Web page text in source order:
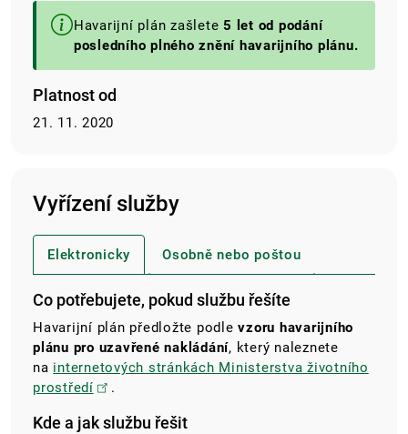
Havarijní plán zašlete 5 let od podání
posledního plného znění havarijního plánu.
Platnost od
21. 11. 2020
Vyřízení služby
Elektronicky Osobně nebo poštou
Co potřebujete, pokud službu řešíte
Havarijní plán předložte podlevzoru havarijního
plánu pro uzavřené nakládání, který naleznete
na internetových stránkách Ministerstva životního
prostředí
.
Kde a jak službu řešit